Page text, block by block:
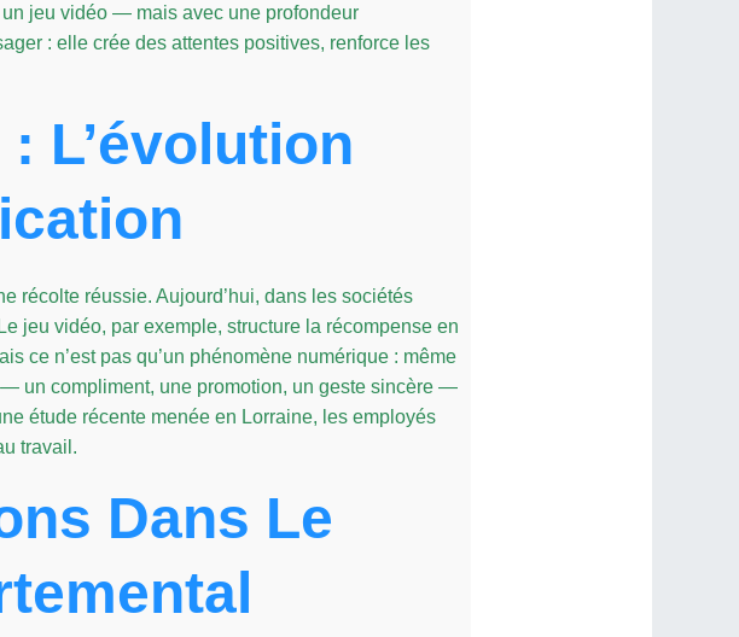
jeu vidéo — mais avec une profondeur
: elle crée des attentes positives, renforce les
L’évolution
récolte réussie. Aujourd’hui, dans les sociétés
jeu vidéo, par exemple, structure la récompense en
ce n’est pas qu’un phénomène numérique : même
un compliment, une promotion, un geste sincère —
étude récente menée en Lorraine, les employés
travail.
Dans Le